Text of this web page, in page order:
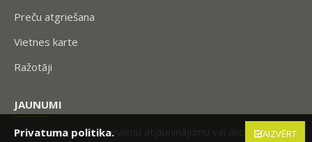
Preču atgriešana
Vietnes karte
Ražotāji
JAUNUMI
Nepalaidiet garām nevienu atjauninājumu vai akciju, AIZVĒRT
Privatuma politika.